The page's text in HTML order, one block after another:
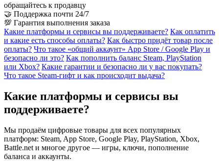
обращайтесь к продавцу
🤝 Поддержка почти 24/7
💯 Гарантия выполнения заказа
Какие платформы и сервисы вы поддерживаете? Как оплатить
и какие есть способы оплаты? Как быстро придёт товар после
оплаты? Что такое «общий аккаунт» App Store / Google Play и
безопасно ли это? Как пополнить баланс Steam, PlayStation
или Xbox? Какие гарантии и безопасно ли у вас покупать?
Что такое Steam-гифт и как происходит выдача?
Какие платформы и сервисы вы
поддерживаете?
Мы продаём цифровые товары для всех популярных
платформ: Steam, App Store, Google Play, PlayStation, Xbox,
Battle.net и многое другое — игры, ключи, пополнение
баланса и аккаунты.